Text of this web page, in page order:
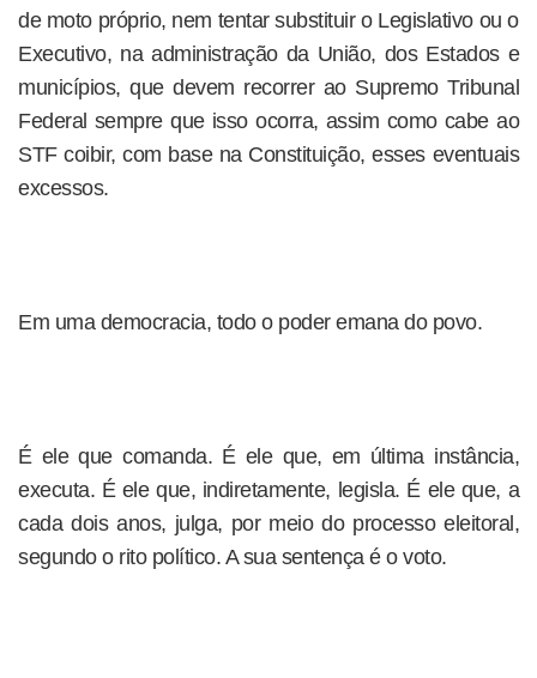
de moto próprio, nem tentar substituir o Legislativo ou o
Executivo, na administração da União, dos Estados e
municípios, que devem recorrer ao Supremo Tribunal
Federal sempre que isso ocorra, assim como cabe ao
STF coibir, com base na Constituição, esses eventuais
excessos.
Em uma democracia, todo o poder emana do povo.
É ele que comanda. É ele que, em última instância,
executa. É ele que, indiretamente, legisla. É ele que, a
cada dois anos, julga, por meio do processo eleitoral,
segundo o rito político. A sua sentença é o voto.